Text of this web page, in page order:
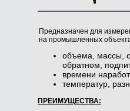
Предназначен для
на промышленных
объема, массы,
обратном,
времени
температур,
ПРЕИМУЩЕСТВА: